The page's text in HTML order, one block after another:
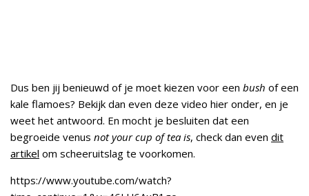
Dus ben jij benieuwd of je moet kiezen voor een bush of een
kale flamoes? Bekijk dan even deze video hier onder, en je
weet het antwoord. En mocht je besluiten dat een
begroeide venus not your cup of tea is, check dan even dit
artikel om scheeruitslag te voorkomen.
https://www.youtube.com/watch?